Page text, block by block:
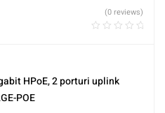
(0 reviews)
HPoE, 2 porturi uplink
POE